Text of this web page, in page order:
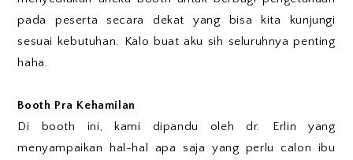
pada peserta secara dekat yang bisa kita kunjungi
sesuai kebutuhan. Kalo buat aku sih seluruhnya penting
haha.
Booth Pra Kehamilan
Di booth ini, kami dipandu oleh dr. Erlin yang
menyampaikan hal-hal apa saja yang perlu calon ibu